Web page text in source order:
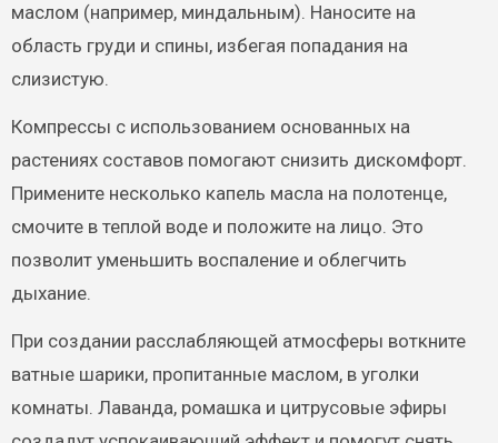
маслом (например, миндальным). Наносите на
область груди и спины, избегая попадания на
слизистую.
Компрессы с использованием основанных на
растениях составов помогают снизить дискомфорт.
Примените несколько капель масла на полотенце,
смочите в теплой воде и положите на лицо. Это
позволит уменьшить воспаление и облегчить
дыхание.
При создании расслабляющей атмосферы воткните
ватные шарики, пропитанные маслом, в уголки
комнаты. Лаванда, ромашка и цитрусовые эфиры